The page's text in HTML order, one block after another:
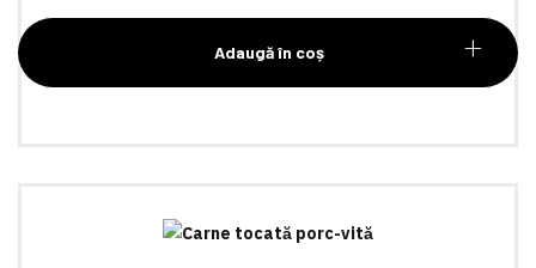
Adaugă în coș